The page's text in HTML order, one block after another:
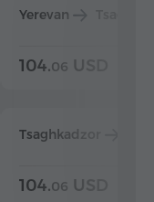
Yerevan
104.06 USD
Tsaghkadzor
104.06 USD